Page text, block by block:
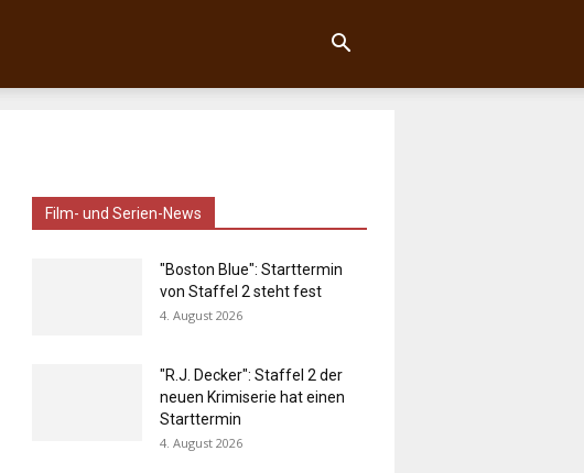
Film- und Serien-News
"Boston Blue": Starttermin
von Staffel 2 steht fest
4. August 2026
"R.J. Decker": Staffel 2 der
neuen Krimiserie hat einen
Starttermin
4. August 2026